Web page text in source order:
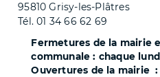
95810 Grisy-les-Plâtres
Tél. 01 34 66 62 69
Fermetures de la mairie
communale : chaque
Ouvertures de la mairie